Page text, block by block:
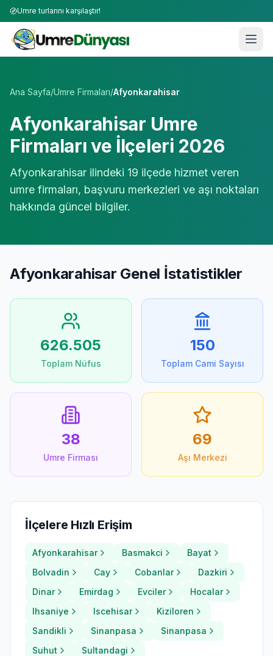
Umre turlarını karşılaştır!
Ana Sayfa/Umre Firmaları/Afyonkarahisar
Afyonkarahisar Umre
Firmaları ve İlçeleri 2026
Afyonkarahisar ilindeki 19 ilçede hizmet veren
umre firmaları, başvuru merkezleri ve aşı noktaları
hakkında güncel bilgiler.
Afyonkarahisar Genel İstatistikler
626.505
Toplam Nüfus
150
Toplam Cami Sayısı
38
Umre Firması
69
Aşı Merkezi
İlçelere Hızlı Erişim
Afyonkarahisar Basmakci
Bayat
Bolvadin
Cay Cobanlar
Dazkiri
Dinar
Emirdag Evciler
Hocalar
Ihsaniye
Iscehisar
Kiziloren
Sandikli
Sinanpasa
Sinanpasa
Suhut
Sultandagi